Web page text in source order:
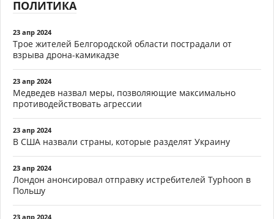
ПОЛИТИКА
23 апр 2024
Трое жителей Белгородской области пострадали от
взрыва дрона-камикадзе
23 апр 2024
Медведев назвал меры, позволяющие максимально
противодействовать агрессии
23 апр 2024
В США назвали страны, которые разделят Украину
23 апр 2024
Лондон анонсировал отправку истребителей Typhoon в
Польшу
23 апр 2024